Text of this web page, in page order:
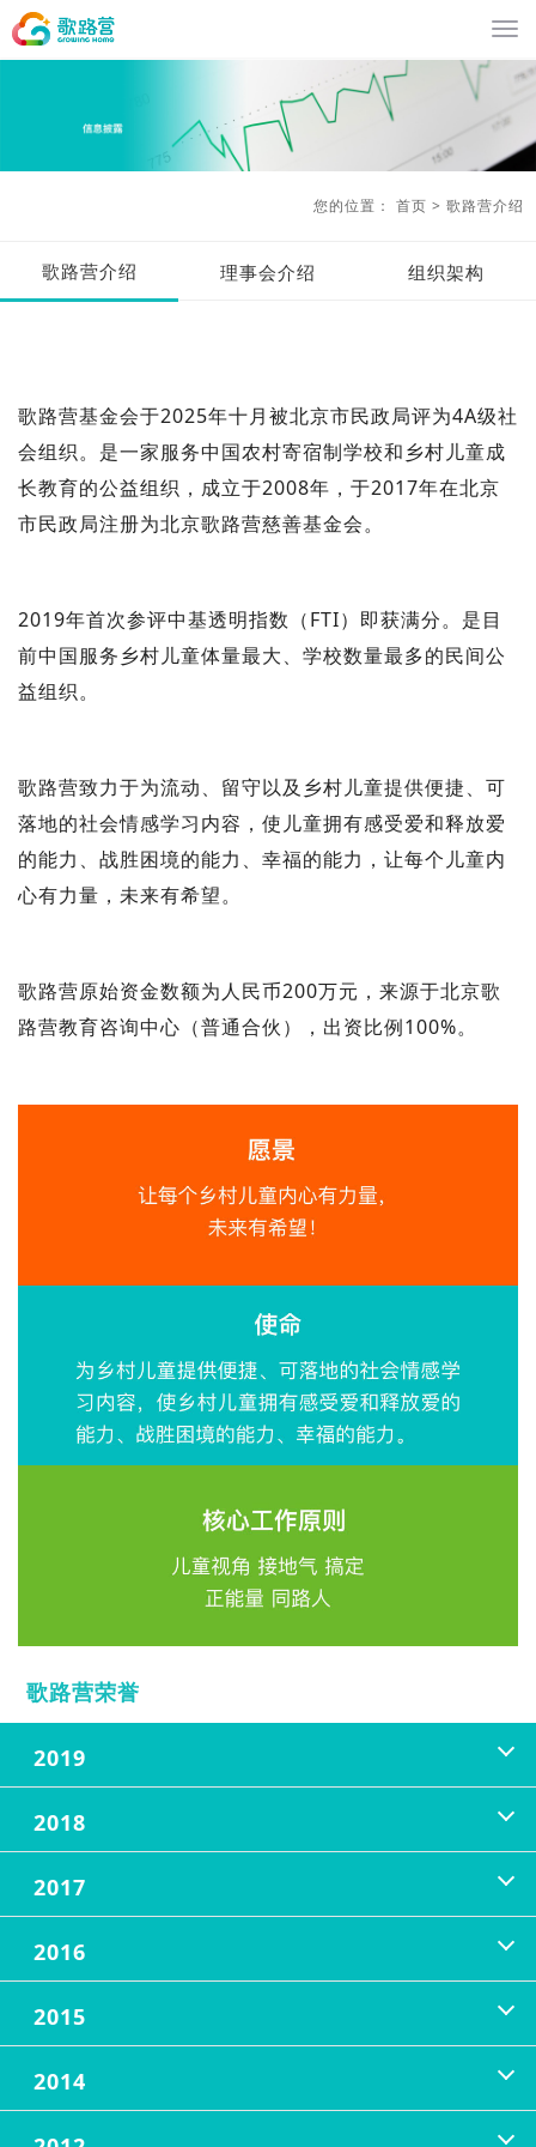
您的位置： 首页 > 歌路营介绍
歌路营介绍 理事会介绍 组织架构
歌路营基金会于2025年十月被北京市民政局评为4A级社
会组织。是一家服务中国农村寄宿制学校和乡村儿童成
长教育的公益组织，成立于2008年，于2017年在北京
市民政局注册为北京歌路营慈善基金会。
2019年首次参评中基透明指数（FTI）即获满分。是目
前中国服务乡村儿童体量最大、学校数量最多的民间公
益组织。
歌路营致力于为流动、留守以及乡村儿童提供便捷、可
落地的社会情感学习内容，使 儿童拥有感受爱和释放爱
的能力、战胜困境的能力、幸福的能力，让每个儿童内
心有力量，未来有希望。
歌路营原始资金数额为人民币200万元，来源于北京歌
路营教育咨询中心（普通合伙），出资比例100%。
歌路营荣誉
2019
2018
2017
2016
2015
2014